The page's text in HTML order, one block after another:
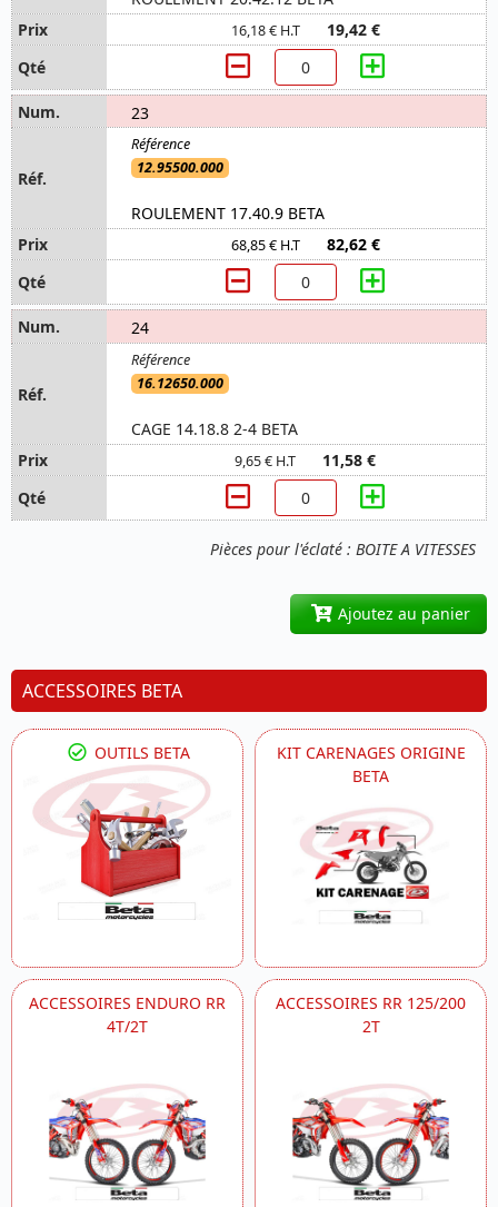
Pièces pour l'éclaté : BOITE A VITESSES
16,18 € H.T 19,42 €
23
12.95500.000
ROULEMENT 17.40.9 BETA
68,85 € H.T 82,62 €
24
16.12650.000
CAGE 14.18.8 2-4 BETA
9,65 € H.T 11,58 €
Ajoutez au panier
ACCESSOIRES BETA
OUTILS BETA
KIT CARENAGES ORIGINE
BETA
ACCESSOIRES ENDURO RR
4T/2T
ACCESSOIRES RR 125/200
2T